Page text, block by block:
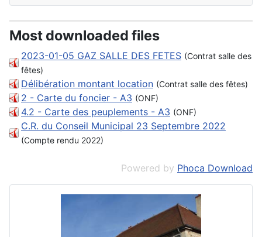
Most downloaded files
2023-01-05 GAZ SALLE DES FETES (Contrat salle des
fêtes)
Délibération montant location (Contrat salle des fêtes)
2 - Carte du foncier - A3 (ONF)
4.2 - Carte des peuplements - A3 (ONF)
C.R. du Conseil Municipal 23 Septembre 2022
(Compte rendu 2022)
Powered by Phoca Download